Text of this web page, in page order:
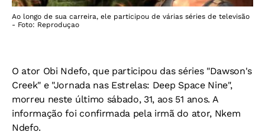
Ao longo de sua carreira, ele participou de várias séries de televisão
- Foto: Reproduçao
O ator Obi Ndefo, que participou das séries "Dawson's
Creek" e "Jornada nas Estrelas: Deep Space Nine",
morreu neste último sábado, 31, aos 51 anos. A
informação foi confirmada pela irmã do ator, Nkem
Ndefo.